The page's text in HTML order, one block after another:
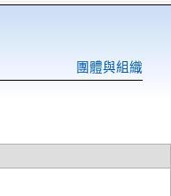
團體與組織